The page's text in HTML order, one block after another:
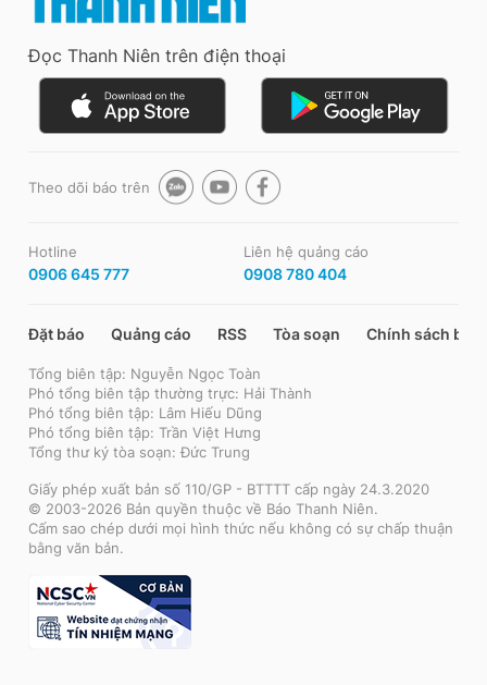
Đọc Thanh Niên trên điện thoại
Theo dõi báo trên
Hotline
0906 645 777
Liên hệ quảng cáo
0908 780 404
Đặt báo Quảng cáo RSS Tòa soạn Chính sách bảo
Tổng biên tập: Nguyễn Ngọc Toàn
Phó tổng biên tập thường trực: Hải Thành
Phó tổng biên tập: Lâm Hiếu Dũng
Phó tổng biên tập: Trần Việt Hưng
Tổng thư ký tòa soạn: Đức Trung
Giấy phép xuất bản số 110/GP - BTTTT cấp ngày 24.3.2020
© 2003-2026 Bản quyền thuộc về Báo Thanh Niên.
Cấm sao chép dưới mọi hình thức nếu không có sự chấp thuận
bằng văn bản.